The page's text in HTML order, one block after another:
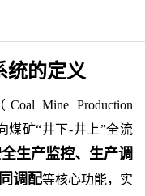
统的定义
Mine Production
煤矿“井下-井上”全流
生产监控、生产调
调配等核心功能，实